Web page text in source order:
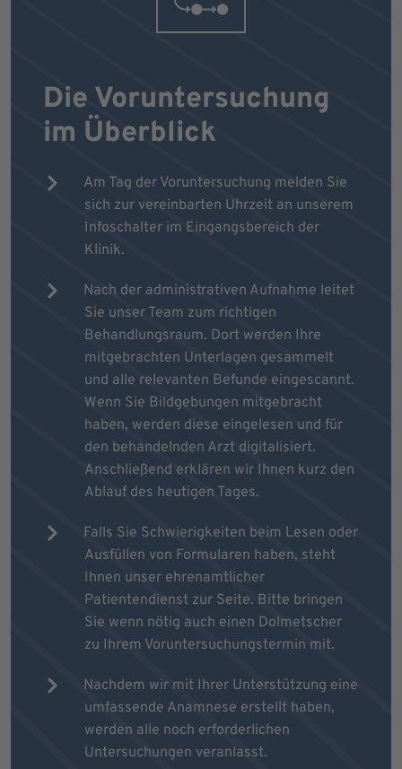
Die Voruntersuchung
im Überblick
Am Tag der Voruntersuchung melden Sie
sich zur vereinbarten Uhrzeit an unserem
Infoschalter im Eingangsbereich der
Klinik.
Nach der administrativen Aufnahme leitet
Sie unser Team zum richtigen
Behandlungsraum. Dort werden Ihre
mitgebrachten Unterlagen gesammelt
und alle relevanten Befunde eingescannt.
Wenn Sie Bildgebungen mitgebracht
haben, werden diese eingelesen und für
den behandelnden Arzt digitalisiert.
Anschließend erklären wir Ihnen kurz den
Ablauf des heutigen Tages.
Falls Sie Schwierigkeiten beim Lesen oder
Ausfüllen von Formularen haben, steht
Ihnen unser ehrenamtlicher
Patientendienst zur Seite. Bitte bringen
Sie wenn nötig auch einen Dolmetscher
zu Ihrem Voruntersuchungstermin mit.
Nachdem wir mit Ihrer Unterstützung eine
umfassende Anamnese erstellt haben,
werden alle noch erforderlichen
Untersuchungen veranlasst.